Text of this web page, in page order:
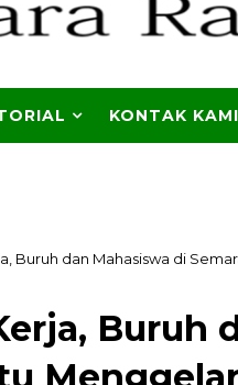
KONTAK KAMI
Buruh dan Mahasiswa di
Buruh